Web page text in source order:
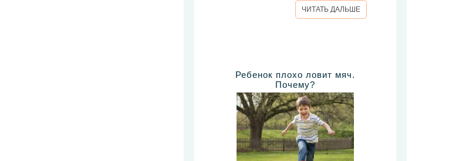
ЧИТАТЬ ДАЛЬШЕ
Ребенок плохо ловит мяч.
Почему?